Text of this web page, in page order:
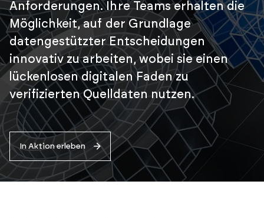
Anforderungen. Ihre Teams erhalten die
Möglichkeit, auf der Grundlage
datengestützter Entscheidungen
innovativ zu arbeiten, wobei sie einen
lückenlosen digitalen Faden zu
verifizierten Quelldaten nutzen.
In Aktion erleben